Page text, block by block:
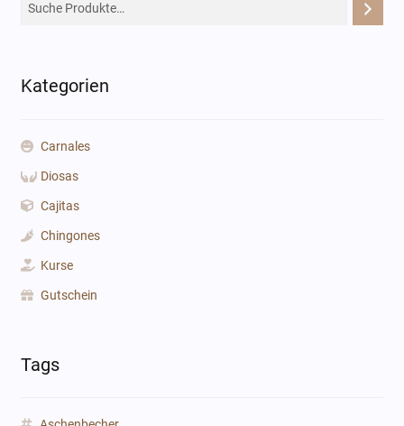
Kategorien
Carnales
Diosas
Cajitas
Chingones
Kurse
Gutschein
Tags